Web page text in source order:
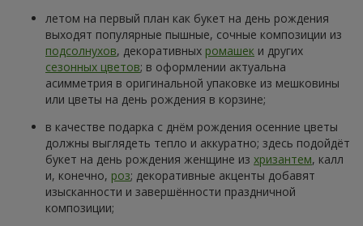
летом на первый план как букет на день рождения
выходят популярные пышные, сочные композиции из
подсолнухов, декоративных ромашек и других
сезонных цветов; в оформлении актуальна
асимметрия в оригинальной упаковке из мешковины
или цветы на день рождения в корзине;
в качестве подарка с днём рождения осенние цветы
должны выглядеть тепло и аккуратно; здесь подойдёт
букет на день рождения женщине из хризантем, калл
и, конечно, роз; декоративные акценты добавят
изысканности и завершённости праздничной
композиции;